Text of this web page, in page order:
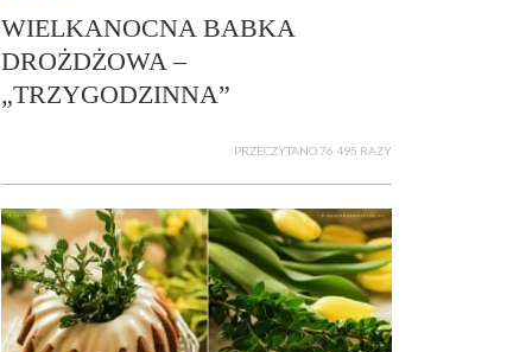
WIELKANOCNA BABKA
DROŻDŻOWA –
„TRZYGODZINNA”
PRZECZYTANO 76 495 RAZY